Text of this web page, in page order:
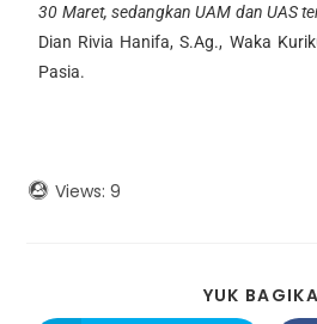
30 Maret, sedangkan UAM dan UAS
Dian Rivia Hanifa, S.Ag., Waka
Pasia.
Views: 9
YUK